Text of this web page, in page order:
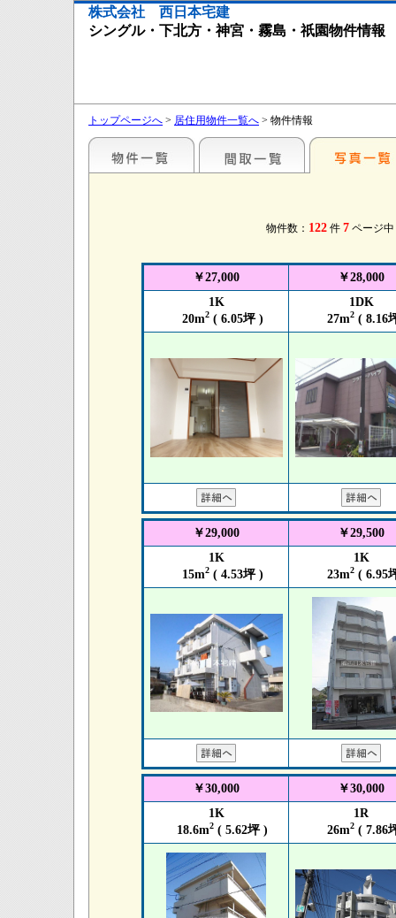
株式会社 西日本宅建
シングル・下北方・神宮・霧島・祇園物件情報
トップページへ > 居住用物件一覧へ > 物件情報
物件数： 122 件 7 ページ中
￥27,000
￥28,000
1K
20m2( 6.05坪 )
1DK
27m2( 8.16
￥29,000
￥29,500
1K
15m2( 4.53坪 )
1K
23m2( 6.95
￥30,000
￥30,000
1K
18.6m2 ( 5.62坪 )
1R
26m2( 7.86